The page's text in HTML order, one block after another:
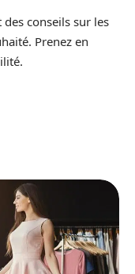
conseils sur les
Prenez en